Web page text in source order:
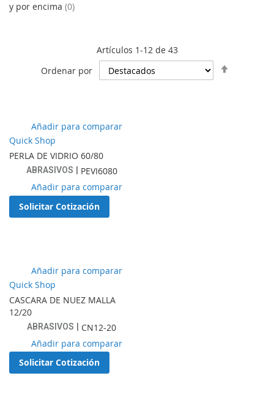
Artículos 1-12de 43
Ordenar por
Añadir
a
de
favoritos
Añadir para comparar
Quick Shop
PERLA DE VIDRIO 60/80
ABRASIVOS
PEVI6080
Añadir
a
lista
Añadir para comparar
Solicitar Cotización
Añadir
a
de
favoritos
Añadir para comparar
Quick Shop
CASCARA DE NUEZ MALLA
12/20
ABRASIVOS
CN12-20
Añadir
a
lista
Añadir para comparar
Solicitar Cotización
y por encima 0